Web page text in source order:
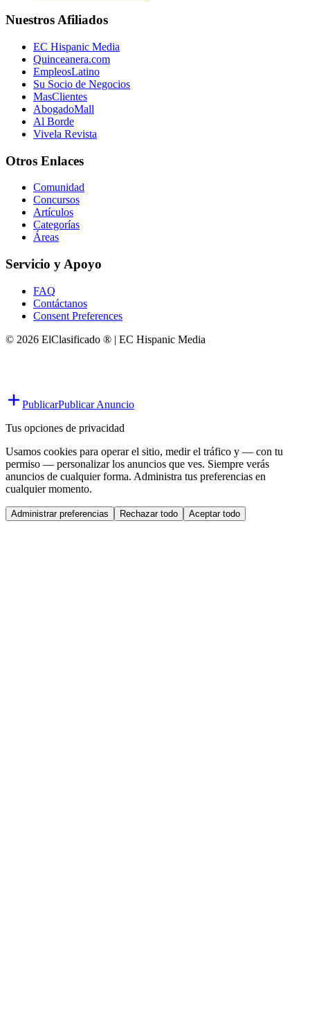
Nuestros Afiliados
EC Hispanic Media
Quinceanera.com
EmpleosLatino
Su Socio de Negocios
MasClientes
AbogadoMall
Al Borde
Vivela Revista
Otros Enlaces
Comunidad
Concursos
Artículos
Categorías
Áreas
Servicio y Apoyo
FAQ
Contáctanos
Consent Preferences
© 2026 ElClasificado ® | EC Hispanic Media
PublicarPublicar Anuncio
Tus opciones de privacidad
Usamos cookies para operar el sitio, medir el tráfico y — con tu
permiso — personalizar los anuncios que ves. Siempre verás
anuncios de cualquier forma. Administra tus preferencias en
cualquier momento.
Administrar preferencias Rechazar todo Aceptar todo